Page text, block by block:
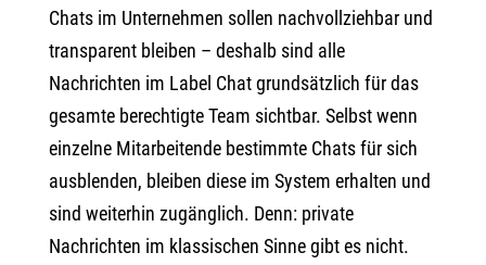
Chats im Unternehmen sollen nachvollziehbar und
transparent bleiben – deshalb sind alle
Nachrichten im Label Chat grundsätzlich für das
gesamte berechtigte Team sichtbar. Selbst wenn
einzelne Mitarbeitende bestimmte Chats für sich
ausblenden, bleiben diese im System erhalten und
sind weiterhin zugänglich. Denn: private
Nachrichten im klassischen Sinne gibt es nicht.